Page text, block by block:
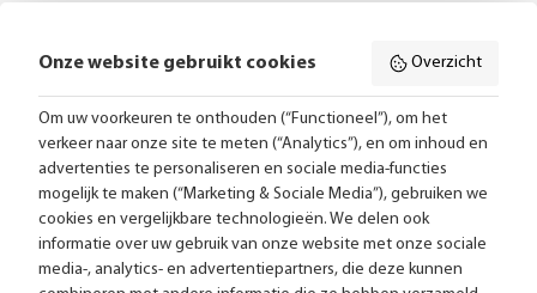
Volg ons online:
Gratis bezorging vanaf 99,-
Advies op maat
Meer dan 25.000 lampen op voorraad
Onze website gebruikt cookies Overzicht
Om uw voorkeuren te onthouden (“Functioneel”), om het
verkeer naar onze site te meten (“Analytics”), en om inhoud en
advertenties te personaliseren en sociale media-functies
mogelijk te maken (“Marketing & Sociale Media”), gebruiken we
cookies en vergelijkbare technologieën. We delen ook
informatie over uw gebruik van onze website met onze sociale
media-, analytics- en advertentiepartners, die deze kunnen